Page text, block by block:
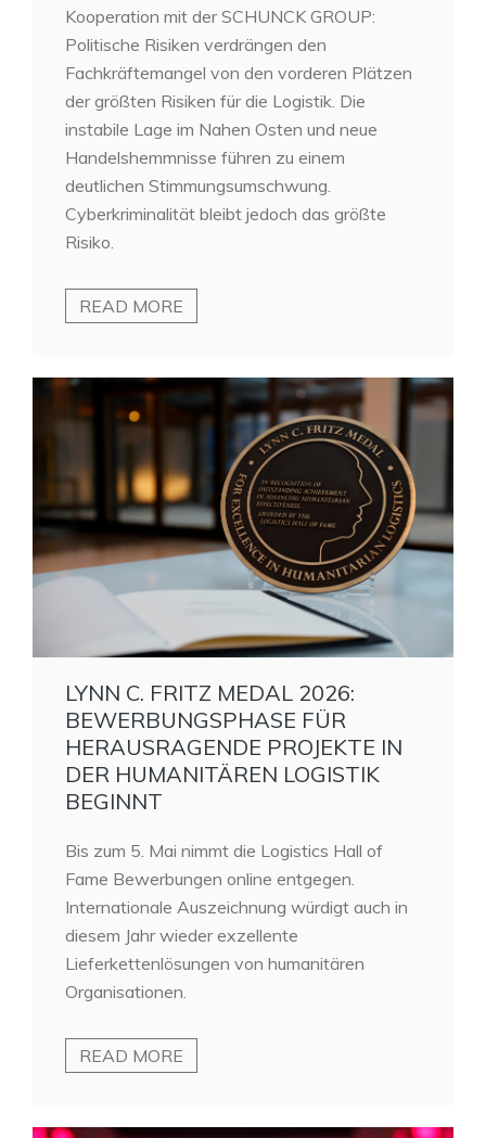
Kooperation mit der SCHUNCK GROUP:
Politische Risiken verdrängen den
Fachkräftemangel von den vorderen Plätzen
der größten Risiken für die Logistik. Die
instabile Lage im Nahen Osten und neue
Handelshemmnisse führen zu einem
deutlichen Stimmungsumschwung.
Cyberkriminalität bleibt jedoch das größte
Risiko.
READ MORE
LYNN C. FRITZ MEDAL 2026:
BEWERBUNGSPHASE FÜR
HERAUSRAGENDE PROJEKTE IN
DER HUMANITÄREN LOGISTIK
BEGINNT
Bis zum 5. Mai nimmt die Logistics Hall of
Fame Bewerbungen online entgegen.
Internationale Auszeichnung würdigt auch in
diesem Jahr wieder exzellente
Lieferkettenlösungen von humanitären
Organisationen.
READ MORE